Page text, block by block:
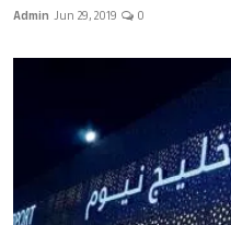
Admin Jun 29, 2019 0